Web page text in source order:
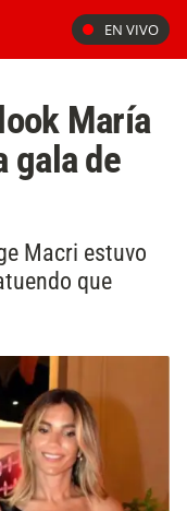
EN VIVO
María
gala de
Macri estuvo
que